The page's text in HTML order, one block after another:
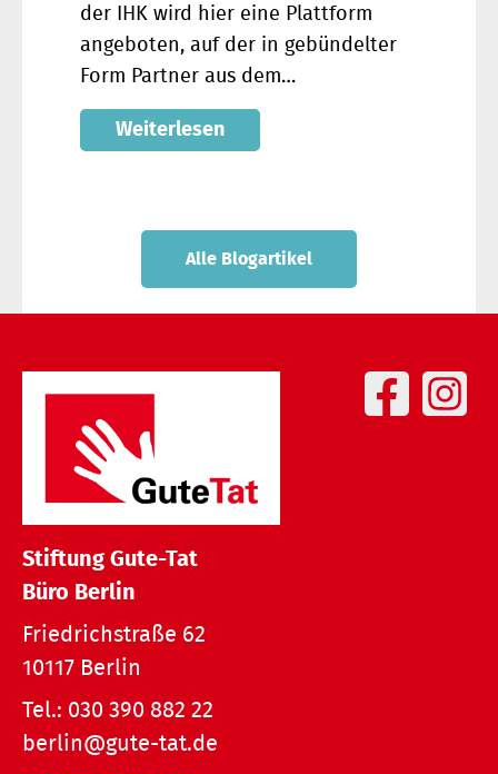
der IHK wird hier eine Plattform
angeboten, auf der in gebündelter
Form Partner aus dem…
Weiterlesen
Alle Blogartikel
Stiftung Gute-Tat
Büro Berlin
Friedrichstraße 62
10117 Berlin
Tel.: 030 390 882 22
berlin@gute-tat.de